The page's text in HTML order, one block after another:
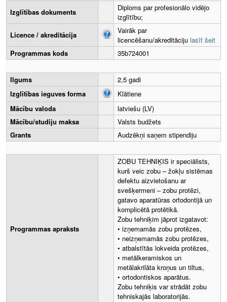
Izglītības dokuments
Diploms par profesionālo vidējo
izglītību;
Licence / akreditācija
Vairāk par
licencēšanu/akreditāciju lasīt šeit
Programmas kods
35b724001
Ilgums
2,5 gadi
Izglītības ieguves forma
Klātiene
Mācību valoda
latviešu (LV)
Mācību/studiju maksa
Valsts budžets
Grants
Audzēkņi saņem stipendiju
Programmas apraksts
ZOBU TEHNIĶIS ir speciālists,
kurš veic zobu – žokļu sistēmas
defektu aizvietošanu ar
svešķermeni – zobu protēzi,
gatavo aparatūras ortodontijā un
komplicētā protētikā.
Zobu tehniķim jāprot izgatavot:
• izņemamās zobu protēzes,
• neizņemamās zobu protēzes,
• atbalstītās lokveida protēzes,
• metālkeramiskos un
metālakrilāta kroņus un tiltus,
• ortodontiskos aparātus.
Zobu tehniķis var strādāt zobu
tehniskajās laboratorijās.